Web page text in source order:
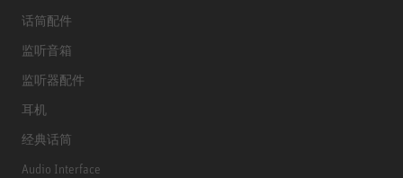
话筒配件
监听音箱
监听器配件
耳机
经典话筒
Audio Interface